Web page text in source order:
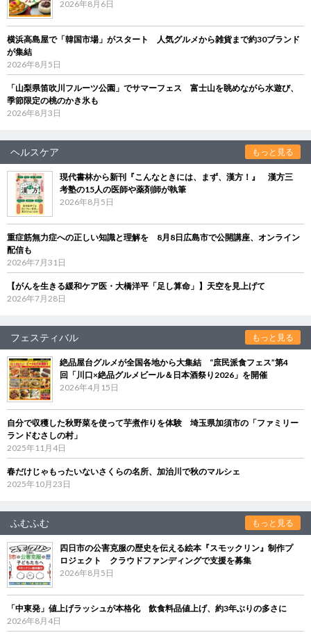
2026年8月6日
横浜高島屋で「韓国市場」がスタート 人気グルメから雑貨まで約30ブランド
が集結
2026年8月5日
「山梨県笛吹川フルーツ公園」でサマーフェス 富士山を眺めながら水遊び、
季節限定の桃のかき氷も
2026年8月3日
ヘルスケア もっと見る
現代書林から新刊『こんなときには、まず、漢方！』 漢方三
考塾の15人の医師や薬剤師が執筆
2026年8月5日
重症筋無力症への正しい知識と理解を 8月8日広島市で公開講座、オンライン
配信も
2026年7月31日
【がんを生きる緩和ケア医・大橋洋平「足し算命」】天空を見上げて
2026年7月28日
フェスティバル もっと見る
絶品屋台グルメが全国各地から大集結 “庶民派食フェス”第4
回「川口×絶品グルメビール＆日本酒祭り2026」を開催
2026年4月15日
自分で収穫した秋野菜を使って芋煮作りを体験 埼玉県加須市の「ファミリー
ランドむさしの村」
2025年11月4日
春だけじゃもったいないさくらの名所、加治川で秋のマルシェ
2025年10月23日
ふむふむ もっと見る
四日市の公害克服の歴史を伝える絵本『スモックリン』制作プ
ロジェクト クラウドファンディングで支援を募集
2026年8月5日
「中東発」値上げラッシュが本格化 飲食料品値上げ、約3年ぶりの多さに
2026年8月4日